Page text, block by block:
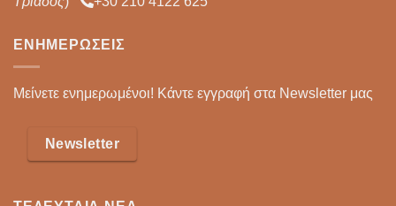
ΕΝΗΜΕΡΏΣΕΙΣ
Μείνετε ενημερωμένοι! Κάντε εγγραφή στα Newsletter μας
Newsletter